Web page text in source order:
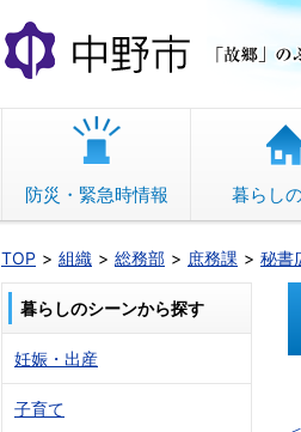
文
へ
動
防災・緊急時情報 暮らし
TOP 組織 総務部 庶務課 秘書
暮らしのシーンから探す
妊娠・出産
子育て